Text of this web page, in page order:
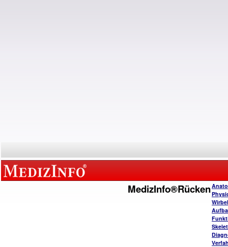
MedizInfo®Rücken